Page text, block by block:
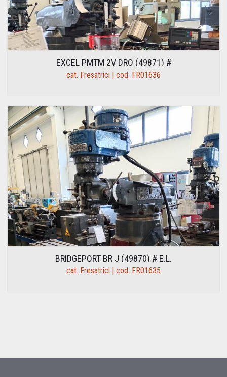
EXCEL PMTM 2V DRO (49871) #
cat. Fresatrici | cod. FR01636
BRIDGEPORT BR J (49870) # E.L.
cat. Fresatrici | cod. FR01635